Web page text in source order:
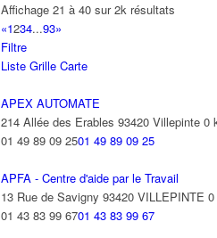
Affichage 21 à 40 sur 2k résultats
«1234...93»
Filtre
Liste Grille Carte
APEX AUTOMATE
214 Allée des Erables 93420 Villepinte 0
01 49 89 09 2501 49 89 09 25
APFA - Centre d'aide par le Travail
13 Rue de Savigny 93420 VILLEPINTE
01 43 83 99 6701 43 83 99 67